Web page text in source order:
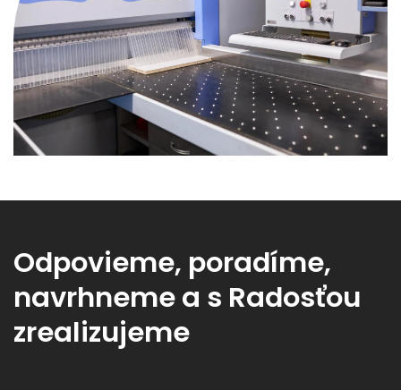
Odpovieme, poradíme,
navrhneme a s Radosťou
zrealizujeme